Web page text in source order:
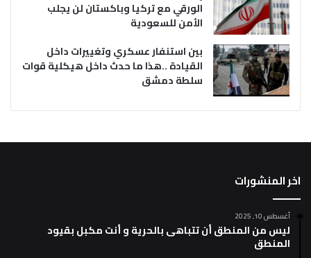
الورقي مع تركيا وباكستان لن يجلب
الأمن للسعودية
بين استنفار عسكري وتغييرات داخل
القيادة ..هذا ما حدث داخل هيكلية قوات
سلطة دمشق
اخر المنشورات
أغسطس 10, 2025
ليس من المنطق أن تتباهى بالحرية و أنت مكبل بقيود
المنطق